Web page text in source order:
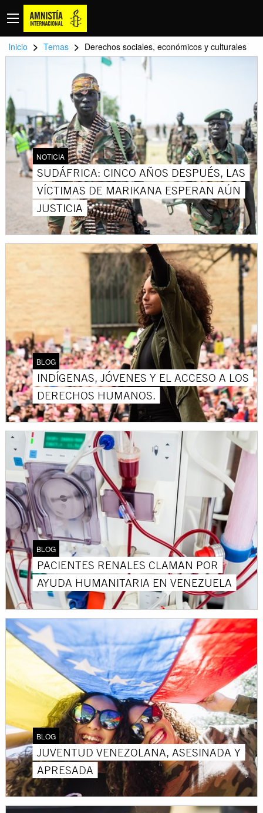
Inicio > Temas > Derechos sociales, económicos y culturales
NOTICIA
SUDÁFRICA: CINCO AÑOS DESPUÉS, LAS
VÍCTIMAS DE MARIKANA ESPERAN AÚN
JUSTICIA
BLOG
INDÍGENAS, JÓVENES Y EL ACCESO A LOS
DERECHOS HUMANOS.
BLOG
PACIENTES RENALES CLAMAN POR
AYUDA HUMANITARIA EN VENEZUELA
BLOG
JUVENTUD VENEZOLANA, ASESINADA Y
APRESADA